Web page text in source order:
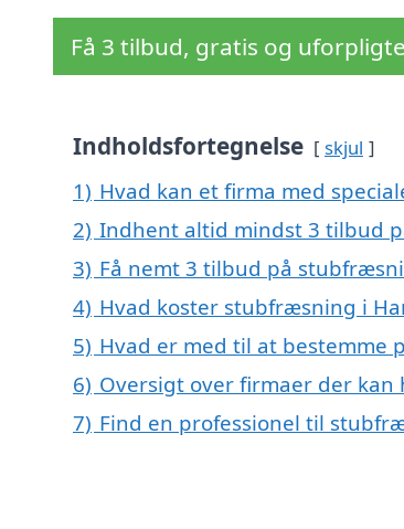
Få 3 tilbud, gratis og
Indholdsfortegnelse skjul
1) Hvad kan et firma med
2) Indhent altid mindst 3 tilbud
3) Få nemt 3 tilbud på
4) Hvad koster stubfræsning i
5) Hvad er med til at bestemme
6) Oversigt over firmaer der
7) Find en professionel til